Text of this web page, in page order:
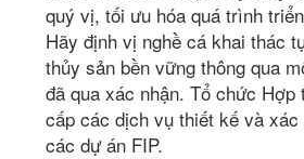
quý vị, tối ưu hóa quá trình
Hãy định vị nghề cá khai thác
thủy sản bền vững thông qua
đã qua xác nhận. Tổ chức
cấp các dịch vụ thiết kế và
các dự án FIP.